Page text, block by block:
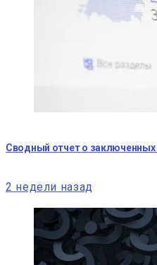
Сводный отчет о заключенных
2 недели назад